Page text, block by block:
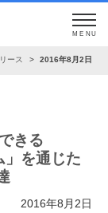
MENU
ース 2016年8月2日
きる
」を通じた
2016年8月2日